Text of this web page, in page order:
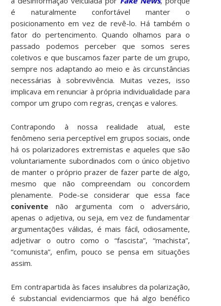
é naturalmente confortável manter o
posicionamento em vez de revê-lo. Há também o
fator do pertencimento. Quando olhamos para o
passado podemos perceber que somos seres
coletivos e que buscamos fazer parte de um grupo,
sempre nos adaptando ao meio e às circunstâncias
necessárias à sobrevivência. Muitas vezes, isso
implicava em renunciar à própria individualidade para
compor um grupo com regras, crenças e valores.
Contrapondo à nossa realidade atual, este
fenômeno seria perceptível em grupos sociais, onde
há os polarizadores extremistas e aqueles que são
voluntariamente subordinados com o único objetivo
de manter o próprio prazer de fazer parte de algo,
mesmo que não compreendam ou concordem
plenamente. Pode-se considerar que essa face
conivente não argumenta com o adversário,
apenas o adjetiva, ou seja, em vez de fundamentar
argumentações válidas, é mais fácil, odiosamente,
adjetivar o outro como o “fascista”, “machista”,
“comunista”, enfim, pouco se pensa em situações
assim.
Em contrapartida às faces insalubres da polarização,
é substancial evidenciarmos que há algo benéfico